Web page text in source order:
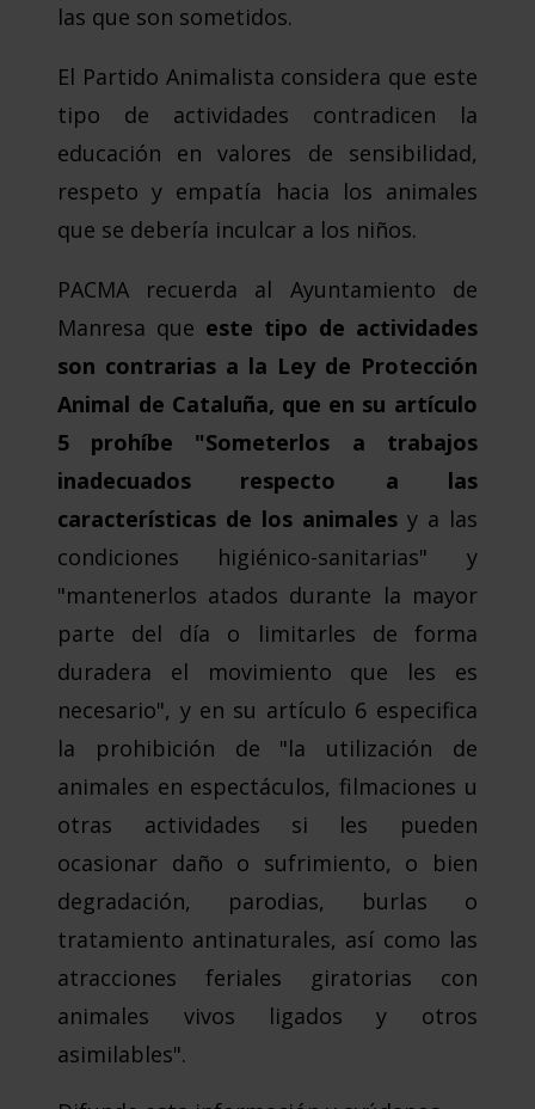
las que son sometidos.
El Partido Animalista considera que este
tipo de actividades contradicen la
educación en valores de sensibilidad,
respeto y empatía hacia los animales
que se debería inculcar a los niños.
PACMA recuerda al Ayuntamiento de
Manresa que este tipo de actividades
son contrarias a la Ley de Protección
Animal de Cataluña, que en su artículo
5 prohíbe "Someterlos a trabajos
inadecuados respecto a las
características de los animalesy a las
condiciones higiénico-sanitarias" y
"mantenerlos atados durante la mayor
parte del día o limitarles de forma
duradera el movimiento que les es
necesario", y en su artículo 6 especifica
la prohibición de "la utilización de
animales en espectáculos, filmaciones u
otras actividades si les pueden
ocasionar daño o sufrimiento, o bien
degradación, parodias, burlas o
tratamiento antinaturales, así como las
atracciones feriales giratorias con
animales vivos ligados y otros
asimilables".